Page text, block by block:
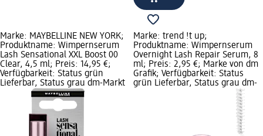
Marke: MAYBELLINE NEW YORK;
Produktname: Wimpernserum
Lash Sensational XXL Boost 00
Clear, 4,5 ml; Preis: 14,95 €;
Verfügbarkeit: Status grün
Lieferbar, Status grau dm-Markt
Marke: trend !t up;
Produktname: Wimpernserum
Overnight Lash Repair Serum, 8
ml; Preis: 2,95 €; Marke von dm
Grafik; Verfügbarkeit: Status
grün Lieferbar, Status grau dm-